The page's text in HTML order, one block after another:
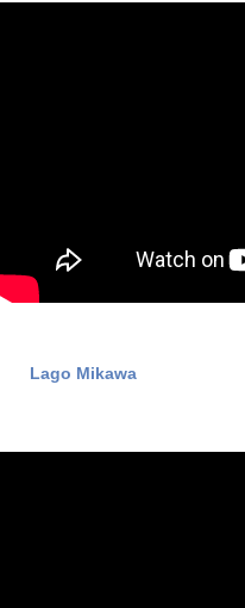
Lago Mikawa